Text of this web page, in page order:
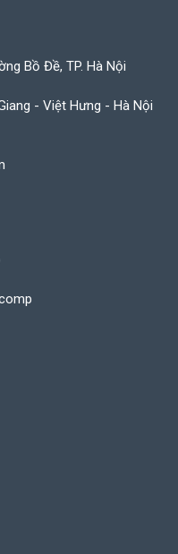
Bồ Đề, TP. Hà Nội
- Việt Hưng - Hà Nội